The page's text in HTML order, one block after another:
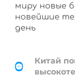
миру новые
новейшие
день
Китай